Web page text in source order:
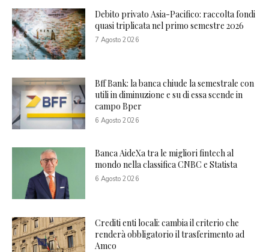
Debito privato Asia-Pacifico: raccolta fondi
quasi triplicata nel primo semestre 2026
7 Agosto 2026
Bff Bank: la banca chiude la semestrale con
utili in diminuzione e su di essa scende in
campo Bper
6 Agosto 2026
Banca AideXa tra le migliori fintech al
mondo nella classifica CNBC e Statista
6 Agosto 2026
Crediti enti locali: cambia il criterio che
renderà obbligatorio il trasferimento ad
Amco